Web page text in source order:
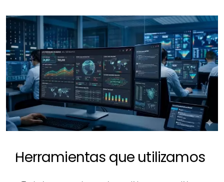
Herramientas que utilizamos